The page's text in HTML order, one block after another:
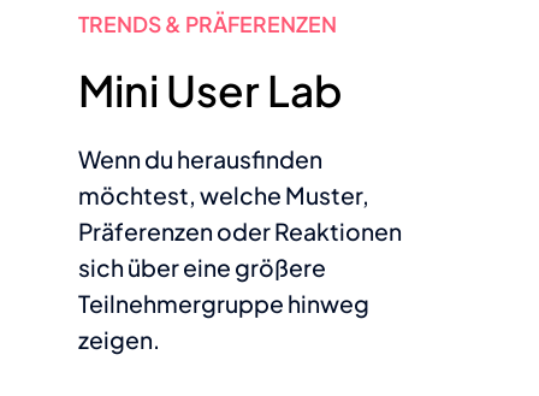
TRENDS & PRÄFERENZEN
Mini User Lab
Wenn du herausfinden
möchtest, welche Muster,
Präferenzen oder Reaktionen
sich über eine größere
Teilnehmergruppe hinweg
zeigen.